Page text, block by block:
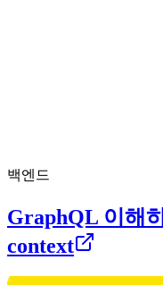
백엔드
GraphQL 이해
context